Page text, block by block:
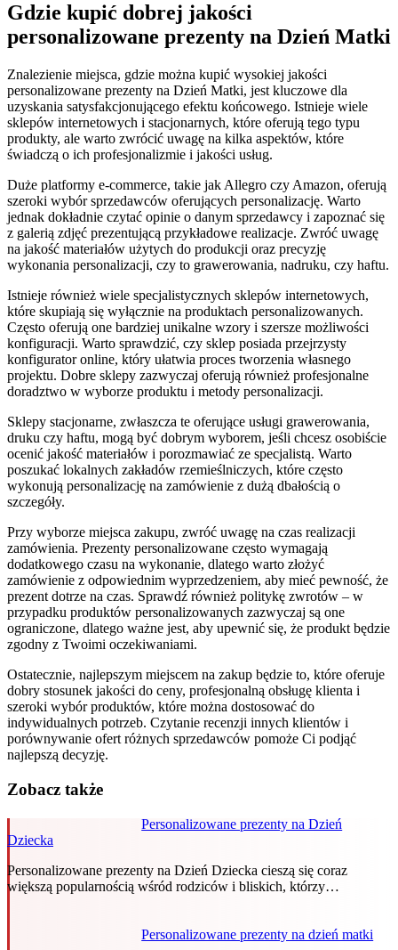
Gdzie kupić dobrej jakości
personalizowane prezenty na Dzień Matki
Znalezienie miejsca, gdzie można kupić wysokiej jakości
personalizowane prezenty na Dzień Matki, jest kluczowe dla
uzyskania satysfakcjonującego efektu końcowego. Istnieje wiele
sklepów internetowych i stacjonarnych, które oferują tego typu
produkty, ale warto zwrócić uwagę na kilka aspektów, które
świadczą o ich profesjonalizmie i jakości usług.
Duże platformy e-commerce, takie jak Allegro czy Amazon, oferują
szeroki wybór sprzedawców oferujących personalizację. Warto
jednak dokładnie czytać opinie o danym sprzedawcy i zapoznać się
z galerią zdjęć prezentującą przykładowe realizacje. Zwróć uwagę
na jakość materiałów użytych do produkcji oraz precyzję
wykonania personalizacji, czy to grawerowania, nadruku, czy haftu.
Istnieje również wiele specjalistycznych sklepów internetowych,
które skupiają się wyłącznie na produktach personalizowanych.
Często oferują one bardziej unikalne wzory i szersze możliwości
konfiguracji. Warto sprawdzić, czy sklep posiada przejrzysty
konfigurator online, który ułatwia proces tworzenia własnego
projektu. Dobre sklepy zazwyczaj oferują również profesjonalne
doradztwo w wyborze produktu i metody personalizacji.
Sklepy stacjonarne, zwłaszcza te oferujące usługi grawerowania,
druku czy haftu, mogą być dobrym wyborem, jeśli chcesz osobiście
ocenić jakość materiałów i porozmawiać ze specjalistą. Warto
poszukać lokalnych zakładów rzemieślniczych, które często
wykonują personalizację na zamówienie z dużą dbałością o
szczegóły.
Przy wyborze miejsca zakupu, zwróć uwagę na czas realizacji
zamówienia. Prezenty personalizowane często wymagają
dodatkowego czasu na wykonanie, dlatego warto złożyć
zamówienie z odpowiednim wyprzedzeniem, aby mieć pewność, że
prezent dotrze na czas. Sprawdź również politykę zwrotów – w
przypadku produktów personalizowanych zazwyczaj są one
ograniczone, dlatego ważne jest, aby upewnić się, że produkt będzie
zgodny z Twoimi oczekiwaniami.
Ostatecznie, najlepszym miejscem na zakup będzie to, które oferuje
dobry stosunek jakości do ceny, profesjonalną obsługę klienta i
szeroki wybór produktów, które można dostosować do
indywidualnych potrzeb. Czytanie recenzji innych klientów i
porównywanie ofert różnych sprzedawców pomoże Ci podjąć
najlepszą decyzję.
Zobacz także
Personalizowane prezenty na Dzień
Dziecka
Personalizowane prezenty na Dzień Dziecka cieszą się coraz
większą popularnością wśród rodziców i bliskich, którzy…
Personalizowane prezenty na dzień matki